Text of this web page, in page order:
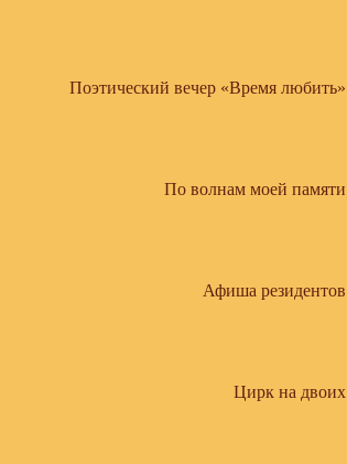
Поэтический вечер «Время любить»
По волнам моей памяти
Афиша резидентов
Цирк на двоих